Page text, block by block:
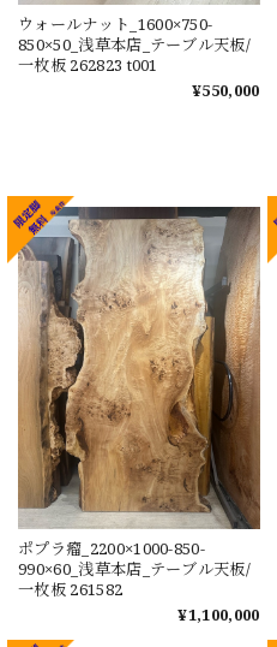
ウォールナット_1600×750-
850×50_浅草本店_テーブル天板/
一枚板 262823 t001
¥550,000
ポプラ瘤_2200×1000-850-
990×60_浅草本店_テーブル天板/
一枚板 261582
¥1,100,000